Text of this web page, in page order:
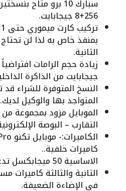
256+8 جيجابايت.
بمنفذ خاص به لذا لن
الثانية.
جيجابايت من الذاكرة
النسخ المتوفرة للشراء
المتواجد بها والوكيل لديك.
الموبايل مزود بمجموعة
التقارب – البوصة
كاميرات خلفية..
الاساسية 50 ميجابكسل تدعم التركيز التلقائي.
الثانية والثالثة كاميرات
في الإضاءة الضعيفة.